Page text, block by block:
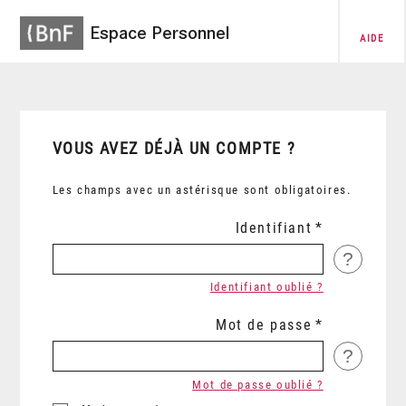
Espace Personnel AIDE
VOUS AVEZ DÉJÀ UN COMPTE ?
Les champs avec un astérisque sont obligatoires.
Identifiant
?
Identifiant oublié ?
Mot de passe
?
Mot de passe oublié ?